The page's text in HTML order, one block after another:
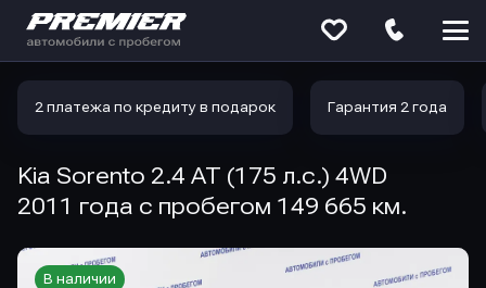
2 платежа по кредиту в подарок Гарантия 2 года
Kia Sorento 2.4 AT (175 л.с.) 4WD
2011 года с пробегом 149 665 км.
В наличии